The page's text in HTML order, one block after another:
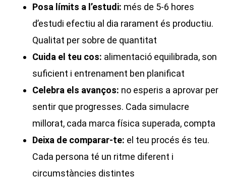
Posa límits a l’estudi: més de 5-6 hores
d’estudi efectiu al dia rarament és productiu.
Qualitat per sobre de quantitat
Cuida el teu cos: alimentació equilibrada, son
suficient i entrenament ben planificat
Celebra els avanços: no esperis a aprovar per
sentir que progresses. Cada simulacre
millorat, cada marca física superada, compta
Deixa de comparar-te: el teu procés és teu.
Cada persona té un ritme diferent i
circumstàncies distintes